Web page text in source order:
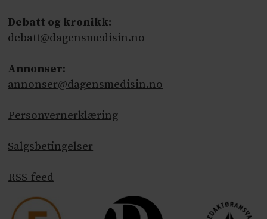
Debatt og kronikk:
debatt@dagensmedisin.no
Annonser:
annonser@dagensmedisin.no
Personvernerklæring
Salgsbetingelser
RSS-feed